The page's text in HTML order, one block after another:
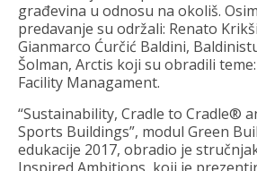
građevina u odnosu na okoliš.
predavanje su održali: Renato
Gianmarco Ćurčić Baldini,
Šolman, Arctis koji su obradili
Facility Managament.
“Sustainability, Cradle to Cradle®
Sports Buildings”, modul Green
edukacije 2017, obradio je